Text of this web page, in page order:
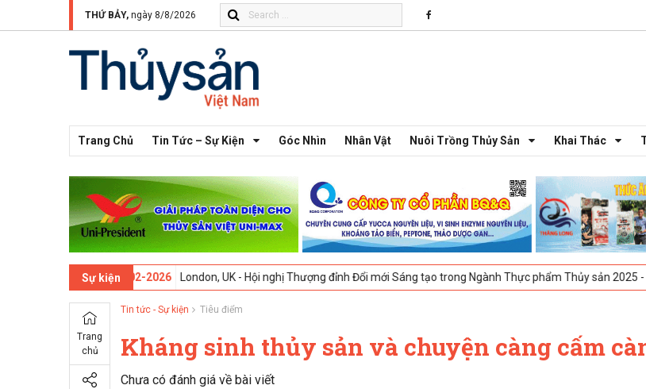
THỨ BẢY, ngày 8/8/2026
Trang Chủ Tin Tức – Sự Kiện Góc Nhìn Nhân Vật Nuôi Trồng Thủy Sản Khai Thác
Sự kiện
09-02-2026 London, UK - Hội nghị Thượng đỉnh Đổi mới Sáng tạo trong Ngành Thực phẩm Thủy sản 2025 -08-04-2025
Trang
chủ
Tin tức - Sự kiện Tiêu điểm
Kháng sinh thủy sản và chuyện càng cấm
Chưa có đánh giá về bài viết